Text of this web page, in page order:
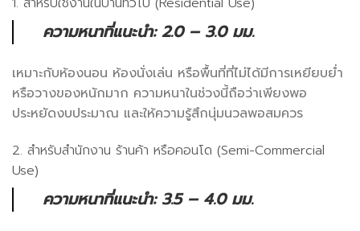
ความหนาที่แนะนำ: 2.0 – 3.0 มม.
เหมาะกับห้องนอน ห้องนั่งเล่น หรือพื้นที่ที่ไม่ได้มีการเหยียบย่ำ
หรือวางของหนักมาก ความหนาในช่วงนี้ถือว่าเพียงพอ
ประหยัดงบประมาณ และให้ความรู้สึกนุ่มนวลพอสมควร
2. สำหรับสำนักงาน ร้านค้า หรือคอนโด (Semi-Commercial
Use)
ความหนาที่แนะนำ: 3.5 – 4.0 มม.